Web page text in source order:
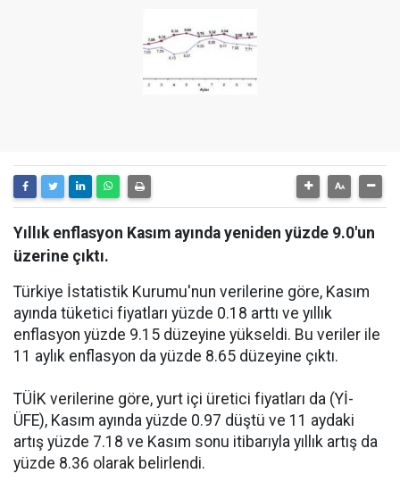
Yıllık enflasyon Kasım ayında yeniden yüzde 9.0'un
üzerine çıktı.
Türkiye İstatistik Kurumu'nun verilerine göre, Kasım
ayında tüketici fiyatları yüzde 0.18 arttı ve yıllık
enflasyon yüzde 9.15 düzeyine yükseldi. Bu veriler ile
11 aylık enflasyon da yüzde 8.65 düzeyine çıktı.
TÜİK verilerine göre, yurt içi üretici fiyatları da (Yİ-
ÜFE), Kasım ayında yüzde 0.97 düştü ve 11 aydaki
artış yüzde 7.18 ve Kasım sonu itibarıyla yıllık artış da
yüzde 8.36 olarak belirlendi.